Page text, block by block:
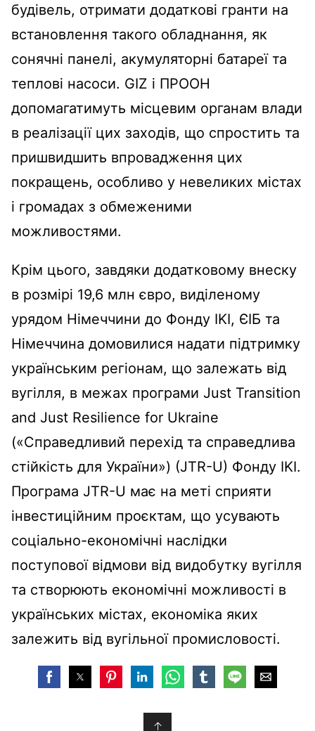
будівель, отримати додаткові гранти на
встановлення такого обладнання, як
сонячні панелі, акумуляторні батареї та
теплові насоси. GIZ і ПРООН
допомагатимуть місцевим органам влади
в реалізації цих заходів, що спростить та
пришвидшить впровадження цих
покращень, особливо у невеликих містах
і громадах з обмеженими
можливостями.
Крім цього, завдяки додатковому внеску
в розмірі 19,6 млн євро, виділеному
урядом Німеччини до Фонду IKI, ЄІБ та
Німеччина домовилися надати підтримку
українським регіонам, що залежать від
вугілля, в межах програми Just Transition
and Just Resilience for Ukraine
(«Справедливий перехід та справедлива
стійкість для України») (JTR-U) Фонду IKI.
Програма JTR-U має на меті сприяти
інвестиційним проєктам, що усувають
соціально-економічні наслідки
поступової відмови від видобутку вугілля
та створюють економічні можливості в
українських містах, економіка яких
залежить від вугільної промисловості.
↑